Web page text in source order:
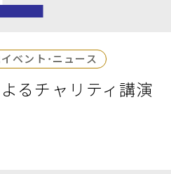
ベント・ニュース
るチャリティ講演